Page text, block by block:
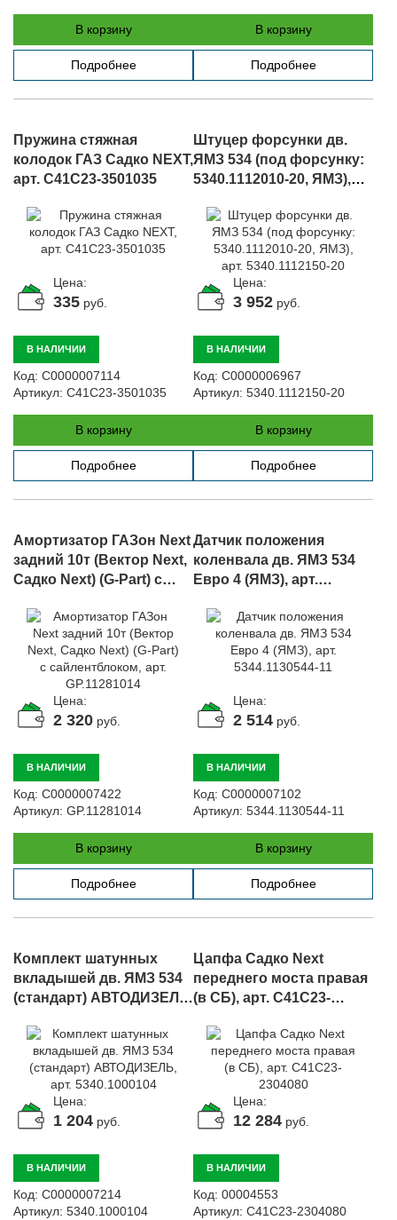
В корзину
Подробнее
В корзину
Подробнее
Пружина стяжная
колодок ГАЗ Садко NEXT,
арт. C41C23-3501035
Цена:
335 руб.
В НАЛИЧИИ
Код: С0000007114
Артикул: C41C23-3501035
В корзину
Подробнее
Штуцер форсунки дв.
ЯМЗ 534 (под форсунку:
5340.1112010-20, ЯМЗ),
Цена:
3 952 руб.
В НАЛИЧИИ
Код: С0000006967
Артикул: 5340.1112150-20
В корзину
Подробнее
Амортизатор ГАЗон Next
задний 10т (Вектор Next,
Садко Next) (G-Part) с
GP.11281014
Цена:
2 320 руб.
В НАЛИЧИИ
Код: С0000007422
Артикул: GP.11281014
В корзину
Подробнее
Датчик положения
коленвала дв. ЯМЗ 534
Евро 4 (ЯМЗ), арт.
Цена:
2 514 руб.
В НАЛИЧИИ
Код: С0000007102
Артикул: 5344.1130544-11
В корзину
Подробнее
Комплект шатунных
вкладышей дв. ЯМЗ 534
(стандарт) АВТОДИЗЕЛЬ,
Цена:
1 204 руб.
В НАЛИЧИИ
Код: С0000007214
Артикул: 5340.1000104
Цапфа Садко Next
переднего моста правая
(в СБ), арт. C41C23-
Цена:
12 284 руб.
В НАЛИЧИИ
Код: 00004553
Артикул: C41C23-2304080